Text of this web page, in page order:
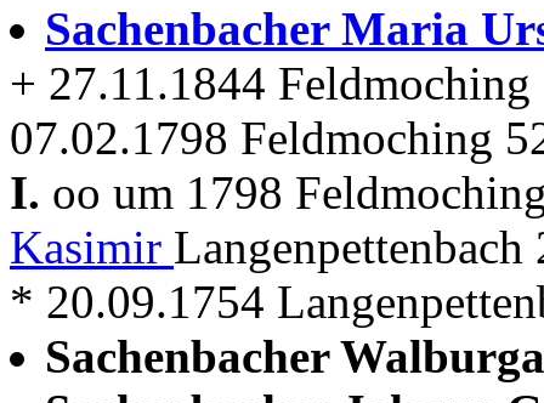
Sachenbacher Maria
+ 27.11.1844 Feldmoching
07.02.1798 Feldmoching
I. oo um 1798
Kasimir
* 20.09.1754
Sachenbacher